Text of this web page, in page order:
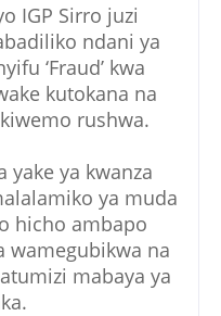
IGP Sirro juzi
ndani ya
‘Fraud’ kwa
kutokana na
rushwa.
yake ya kwanza
ya muda
hicho ambapo
wamegubikwa na
mabaya ya